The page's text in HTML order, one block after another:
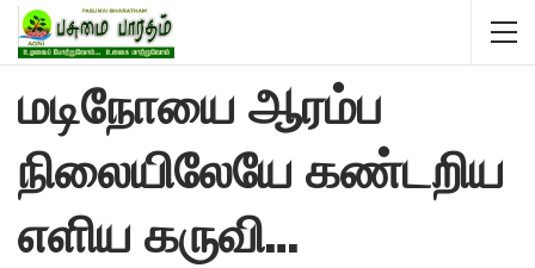
மடிநோயை ஆரம்ப
நிலையிலேயே கண்டறிய
எளிய கருவி…